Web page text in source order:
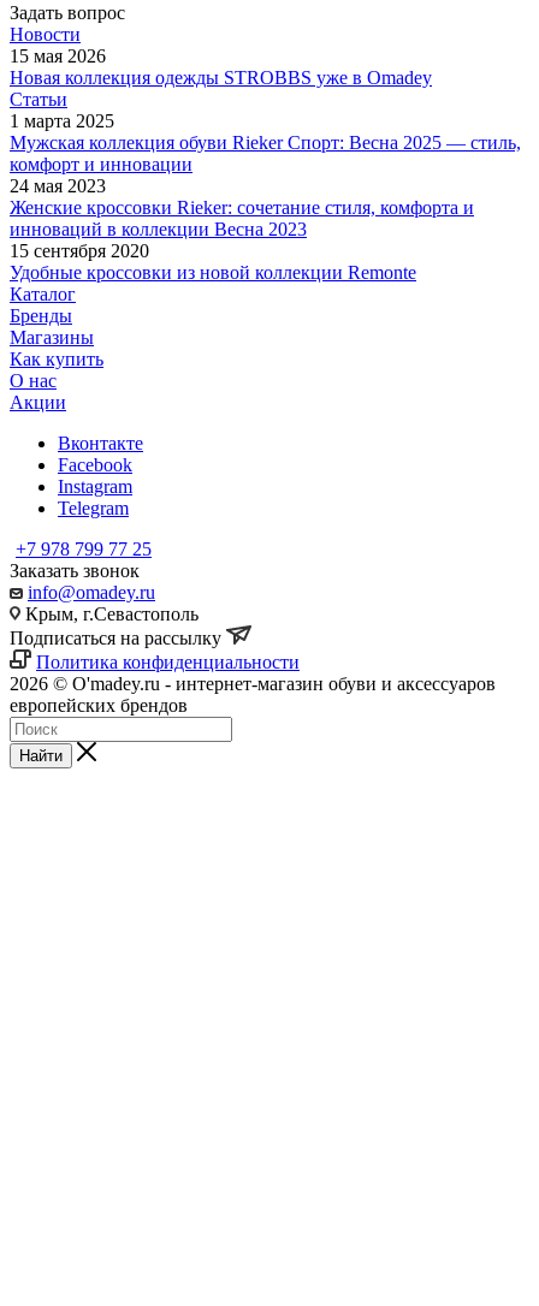
Задать вопрос
Новости
15 мая 2026
Новая коллекция одежды STROBBS уже в Omadey
Статьи
1 марта 2025
Мужская коллекция обуви Rieker Спорт: Весна 2025 — стиль,
комфорт и инновации
24 мая 2023
Женские кроссовки Rieker: сочетание стиля, комфорта и
инноваций в коллекции Весна 2023
15 сентября 2020
Удобные кроссовки из новой коллекции Remonte
Каталог
Бренды
Магазины
Как купить
О нас
Акции
Вконтакте
Facebook
Instagram
Telegram
+7 978 799 77 25
Заказать звонок
info@omadey.ru
Крым, г.Севастополь
Подписаться на рассылку
Политика конфиденциальности
2026 © O'madey.ru - интернет-магазин обуви и аксессуаров
европейских брендов
Найти